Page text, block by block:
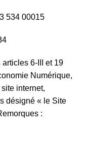
534 00015
6-III et 19
Numérique,
internet,
désigné « le Site
: